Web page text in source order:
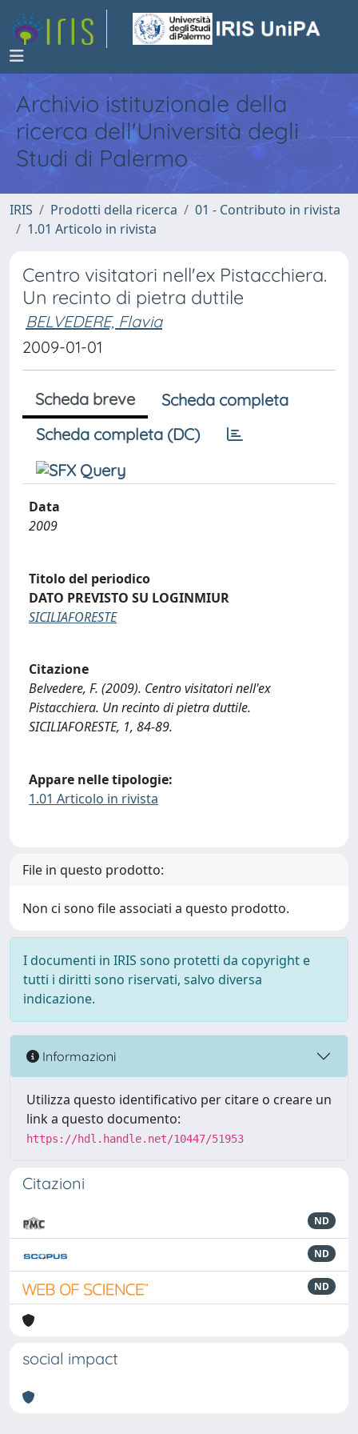
Archivio istituzionale della
ricerca dell'Università degli
Studi di Palermo
IRIS Prodotti della ricerca
01 - Contributo in rivista
1.01 Articolo in rivista
Centro visitatori nell'ex Pistacchiera.
Un recinto di pietra duttile
BELVEDERE, Flavia
2009-01-01
Scheda breve
Scheda completa
Scheda completa (DC)
Data
2009
Titolo del periodico
DATO PREVISTO SU LOGINMIUR
SICILIAFORESTE
Citazione
Belvedere, F. (2009). Centro visitatori nell'ex
Pistacchiera. Un recinto di pietra duttile.
SICILIAFORESTE, 1, 84-89.
Appare nelle tipologie:
1.01 Articolo in rivista
File in questo prodotto:
Non ci sono file associati a questo prodotto.
I documenti in IRIS sono protetti da copyright e
tutti i diritti sono riservati, salvo diversa
indicazione.
Informazioni
Utilizza questo identificativo per citare o creare un
link a questo documento:
https://hdl.handle.net/10447/51953
Citazioni
ND
ND
ND
social impact